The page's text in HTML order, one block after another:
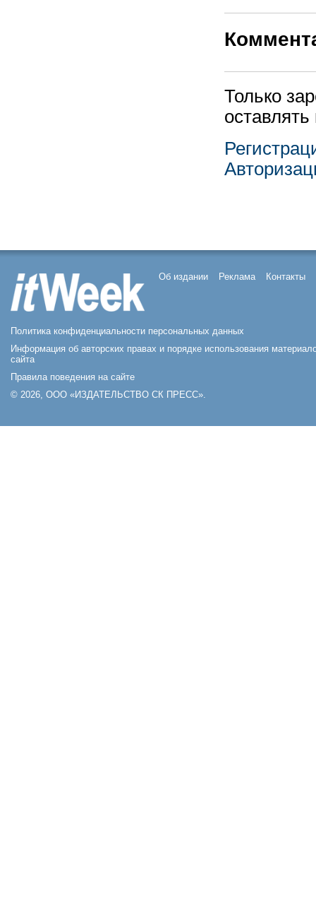
Только
Об издании Реклама Контакты
Политика конфиденциальности персональных данных
Информация об авторских правах и порядке использования
сайта
Правила поведения на сайте
© 2026, ООО «ИЗДАТЕЛЬСТВО СК ПРЕСС».